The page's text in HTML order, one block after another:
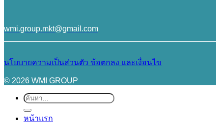
wmi.group.mkt@gmail.com
นโยบายความเป็นส่วนตัว ข้อตกลง และเงื่อนไข
© 2026 WMI GROUP
ค้นหา:
หน้าแรก